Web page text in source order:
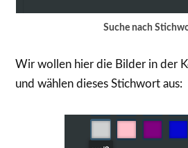
Suche nach
Wir wollen hier die Bilder in der
und wählen dieses Stichwort aus: